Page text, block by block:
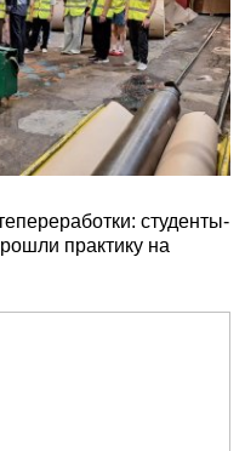
студенты-
практику на